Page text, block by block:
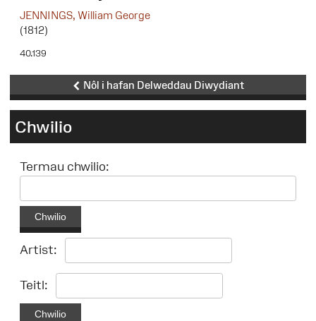
JENNINGS, William George
(1812)
40.139
Nôl i hafan Delweddau Diwydiant
Chwilio
Termau chwilio:
Chwilio
Artist:
Teitl:
Chwilio